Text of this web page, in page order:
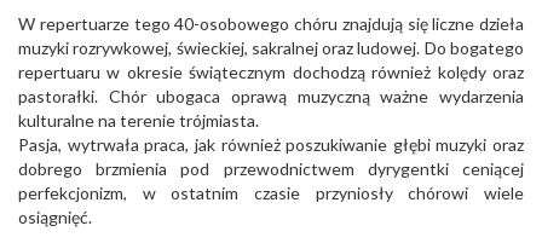
W repertuarze tego 40-osobowego chóru znajdują się liczne dzieła
muzyki rozrywkowej, świeckiej, sakralnej oraz ludowej. Do bogatego
repertuaru w okresie świątecznym dochodzą również kolędy oraz
pastorałki. Chór ubogaca oprawą muzyczną ważne wydarzenia
kulturalne na terenie trójmiasta.
Pasja, wytrwała praca, jak również poszukiwanie głębi muzyki oraz
dobrego brzmienia pod przewodnictwem dyrygentki ceniącej
perfekcjonizm, w ostatnim czasie przyniosły chórowi wiele
osiągnięć.